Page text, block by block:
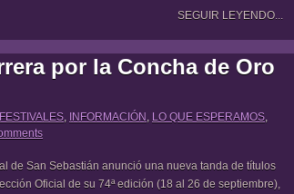
SEGUIR LEYENDO...
por la Concha de Oro
FESTIVALES, INFORMACIÓN , LO QUE ESPERAMOS,
de San Sebastián anunció una nueva tanda de títulos
Oficial de su 74ª edición (18 al 26 de septiembre),